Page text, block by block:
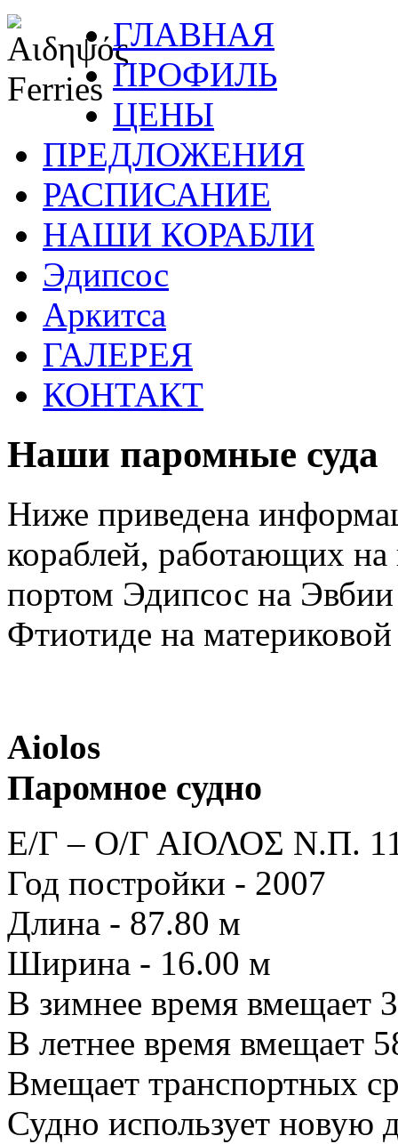
ГЛАВНАЯ
ПРОФИЛЬ
ЦЕНЫ
ПРЕДЛОЖЕНИЯ
РАСПИСАНИЕ
НАШИ КОРАБЛИ
Эдипсос
Аркитса
ГАЛЕРЕЯ
КОНТАКТ
Наши паромные суда
Ниже приведена
кораблей, работающих
портом Эдипсос на
Фтиотиде на
Aiolos
Паромное судно
Ε/Γ – Ο/Γ ΑΙΟΛΟΣ Ν.Π.
Год постройки - 2007
Длина - 87.80 м
Ширина - 16.00 м
В зимнее время вмещает
В летнее время вмещает
Вмещает транспортных
Судно использует новую